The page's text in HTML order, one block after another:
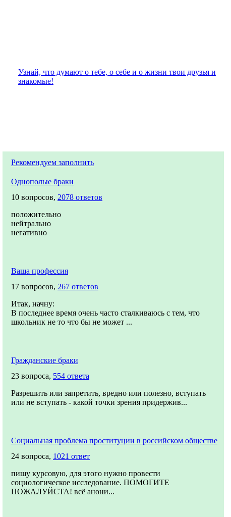
Узнай, что думают о тебе, о себе и о жизни твои друзья и
знакомые!
Рекомендуем заполнить
Однополые браки
10 вопросов, 2078 ответов
положительно
нейтрально
негативно
Ваша профессия
17 вопросов, 267 ответов
Итак, начну:
В последнее время очень часто сталкиваюсь с тем, что
школьник не то что бы не может ...
Гражданские браки
23 вопроса, 554 ответа
Разрешить или запретить, вредно или полезно, вступать
или не вступать - какой точки зрения придержив...
Социальная проблема проституции в российском обществе
24 вопроса, 1021 ответ
пишу курсовую, для этого нужно провести
социологическое исследование. ПОМОГИТЕ
ПОЖАЛУЙСТА! всё анони...